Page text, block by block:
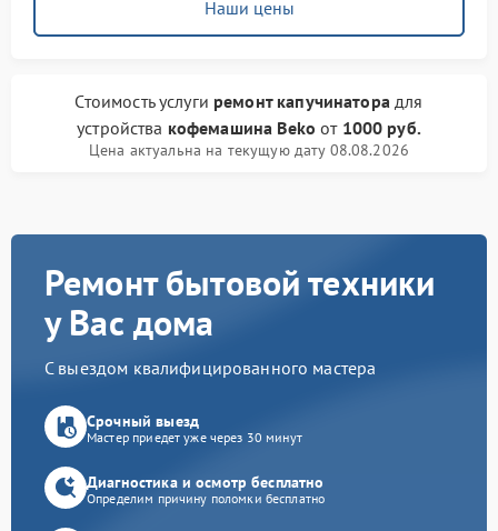
Наши цены
Стоимость услуги ремонт капучинаторадля
устройства кофемашина Beko от 1000 руб.
Цена актуальна на текущую дату 08.08.2026
Ремонт бытовой техники
у Вас дома
С выездом квалифицированного мастера
Срочный выезд
Мастер приедет уже через 30 минут
Диагностика и осмотр бесплатно
Определим причину поломки бесплатно